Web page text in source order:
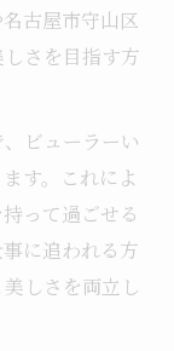
古屋市守山区
さを目指す方
ビューラーい
す。これによ
って過ごせる
に追われる方
しさを両立し